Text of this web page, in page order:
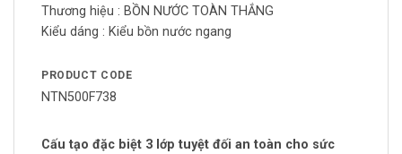
Thương hiệu : BỒN NƯỚC TOÀN THẮNG
Kiểu dáng : Kiểu bồn nước ngang
PRODUCT CODE
NTN500F738
Cấu tạo đặc biệt 3 lớp tuyệt đối an toàn cho sức